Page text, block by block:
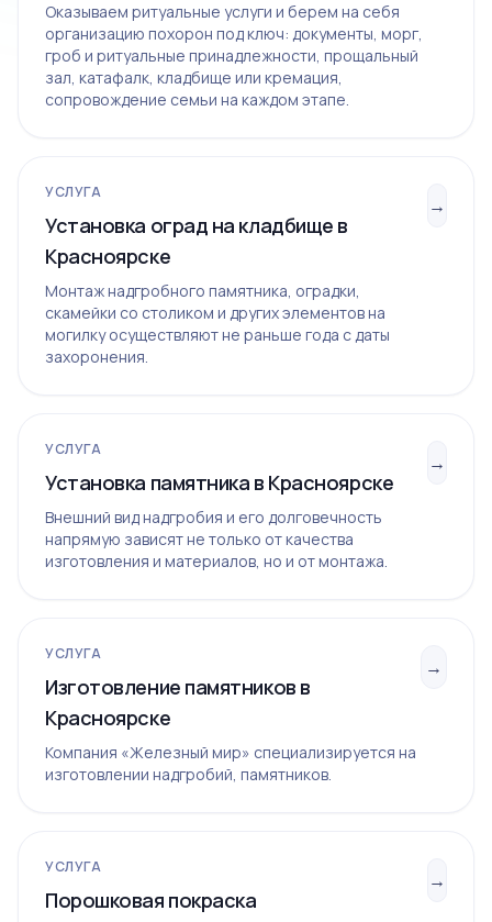
Оказываем ритуальные услуги и берем на себя
организацию похорон под ключ: документы, морг,
гроб и ритуальные принадлежности, прощальный
зал, катафалк, кладбище или кремация,
сопровождение семьи на каждом этапе.
УСЛУГА
Установка оград на кладбище в
Красноярске
Монтаж надгробного памятника, оградки,
скамейки со столиком и других элементов на
могилку осуществляют не раньше года с даты
захоронения.
→
УСЛУГА
Установка памятника в Красноярске
Внешний вид надгробия и его долговечность
напрямую зависят не только от качества
изготовления и материалов, но и от монтажа.
→
УСЛУГА
Изготовление памятников в
Красноярске
Компания «Железный мир» специализируется на
изготовлении надгробий, памятников.
→
УСЛУГА
Порошковая покраска
→